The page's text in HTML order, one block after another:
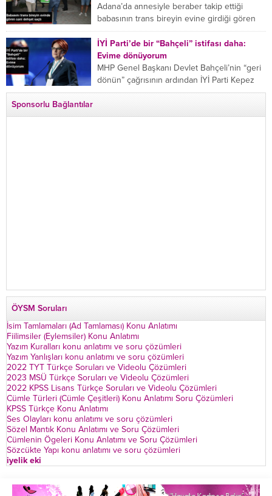
Adana’da annesiyle beraber takip ettiği
babasının trans bireyin evine girdiği gören
cani, babasını vücudunun çeşitli yerlerinden
bıçaklayarak öldürdü. Adana’da bir...
İYİ Parti’de bir “Bahçeli” istifası daha:
Evime dönüyorum
MHP Genel Başkanı Devlet Bahçeli’nin “geri
dönün” çağrısının ardından İYİ Parti Kepez
İlçe Başkan Yardımcısı Özgür Avcı “Evime
Sponsorlu Bağlantılar
ÖYSM Soruları
İsim Tamlamaları (Ad Tamlaması) Konu Anlatımı
Fiilimsiler (Eylemsiler) Konu Anlatımı
Yazım Kuralları konu anlatımı ve soru çözümleri
Yazım Yanlışları konu anlatımı ve soru çözümleri
2022 TYT Türkçe Soruları ve Videolu Çözümleri
2023 MSÜ Türkçe Soruları ve Videolu Çözümleri
2022 KPSS Lisans Türkçe Soruları ve Videolu Çözümleri
Cümle Türleri (Cümle Çeşitleri) Konu Anlatımı Soru Çözümleri
KPSS Türkçe Konu Anlatımı
Ses Olayları konu anlatımı ve soru çözümleri
Sözel Mantık Konu Anlatımı ve Soru Çözümleri
Cümlenin Ögeleri Konu Anlatımı ve Soru Çözümleri
Sözcükte Yapı konu anlatımı ve soru çözümleri
iyelik eki